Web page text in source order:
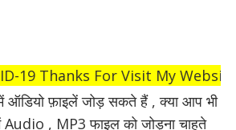
19 Thanks For Visit My
ऑडियो फ़ाइलें जोड़ सकते हैं , क्या आप भी
Audio , MP3 फाइल को जोड़ना चाहते